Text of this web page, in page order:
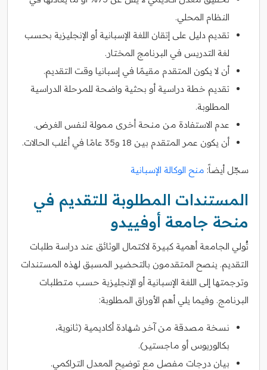
النظام المحلي.
تقديم دليل على إتقان اللغة الإسبانية أو الإنجليزية بحسب
لغة التدريس في البرنامج المختار.
أن لا يكون المتقدم مقيمًا في إسبانيا وقت التقديم.
تقديم خطة دراسية أو بحثية واضحة للمرحلة الدراسية
المطلوبة.
عدم الاستفادة من منحة أخرى ممولة لنفس الغرض.
أن يكون عمر المتقدم بين 18 و35 عامًا في أغلب الحالات.
سجّل أيضاً: منح الوكالة الإسبانية
المستندات المطلوبة للتقديم في
منحة جامعة أوفييدو
تُولي الجامعة أهمية كبيرة لاكتمال الوثائق عند دراسة طلبات
التقديم. ينصح المتقدمون بالتحضير المسبق لهذه المستندات
وترجمتها إلى اللغة الإسبانية أو الإنجليزية حسب متطلبات
البرنامج. وفيما يلي أهم الأوراق المطلوبة:
نسخة مصدقة من آخر شهادة أكاديمية (ثانوية،
بكالوريوس أو ماجستير).
بيان درجات مفصل مع توضيح المعدل التراكمي.